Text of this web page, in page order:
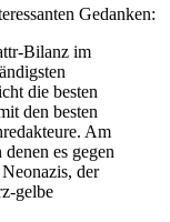
Gedanken:
Bilanz im
die besten
den besten
Am
es gegen
der
gelbe